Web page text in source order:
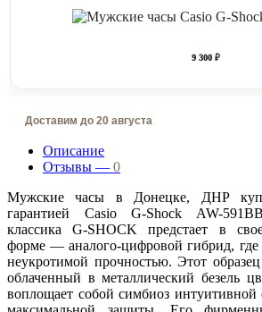
9 300 ₽
Доставим до 20 августа
Описание
Отзывы — 0
Мужские часы в Донецке, ДНР
гарантией Casio G-Shock AW-
классика G-SHOCK предстает в
форме — аналого-цифровой гибрид, где
неукротимой прочностью. Этот
облаченный в металлический безель
воплощает собой симбиоз